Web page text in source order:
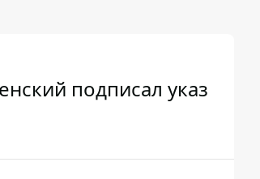
подписал указ